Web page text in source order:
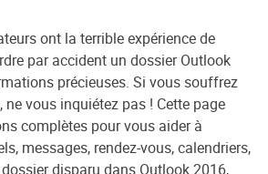
ont la terrible expérience de
par accident un dossier Outlook
précieuses. Si vous souffrez
vous inquiétez pas ! Cette page
complètes pour vous aider à
messages, rendez-vous, calendriers,
disparu dans Outlook 2016,